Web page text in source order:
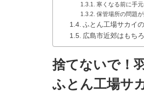
寒くなる前に手
保管場所の問題
ふとん工場サカイ
広島市近郊はもち
捨てないで！
ふとん工場サ